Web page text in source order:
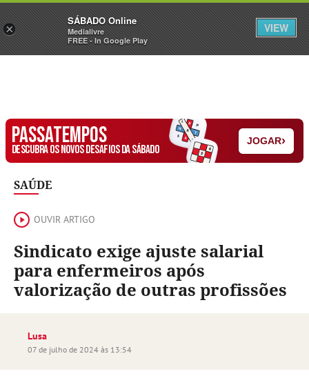
Sábado Assine Iniciar Sessão
PASSATEMPOS
DESCUBRA OS NOVOS DESAFIOS DA SÁBADO
JOGAR›
SAÚDE
OUVIR ARTIGO
Sindicato exige ajuste salarial
para enfermeiros após
valorização de outras profissões
Lusa
07 de julho de 2024 às 13:54
×
SÁBADO Online
Medialivre
FREE - In Google Play
VIEW